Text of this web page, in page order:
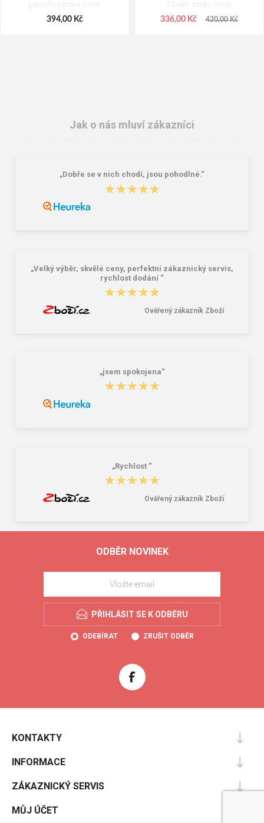
pantofle pánské černé
394,00 Kč
Pánské žabky černé
336,00 Kč 420,00 Kč
210,00 Kč
Lee Cooper LCW-26-07-4152M
Jak o nás mluví zákazníci
„Dobře se v nich chodí, jsou pohodlné.“
★★★★★
★★★★★
„Velký výběr, skvělé ceny, perfektní zákaznický servis,
rychlost dodání “
★★★★★
★★★★★
Ověřený zákazník Zboží
„jsem spokojena“
★★★★★
★★★★★
„Rychlost “
★★★★★
★★★★★
Ověřený zákazník Zboží
ODBĚR NOVINEK
PŘIHLÁSIT SE K ODBĚRU
ODEBÍRAT ZRUŠIT ODBĚR
KONTAKTY
INFORMACE
ZÁKAZNICKÝ SERVIS
MŮJ ÚČET